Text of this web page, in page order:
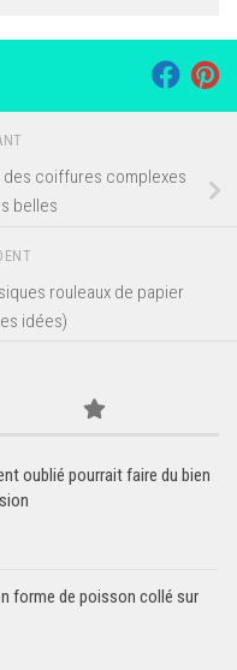
coiffures complexes
belles
rouleaux de papier
idées)
oublié pourrait faire du bien
forme de poisson collé sur